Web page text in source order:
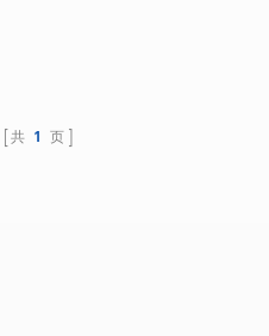
共 1 页